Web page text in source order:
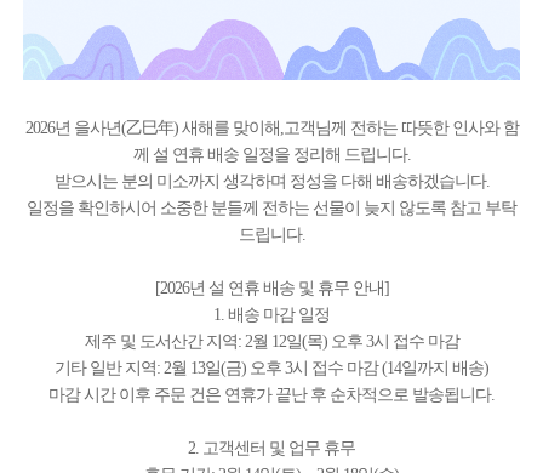
지
회
2026년 을사년(乙巳年) 새해를 맞이해,고객님께 전하는 따뜻한 인사와 함
께 설 연휴 배송 일정을 정리해 드립니다.
받으시는 분의 미소까지 생각하며 정성을 다해 배송하겠습니다.
일정을 확인하시어 소중한 분들께 전하는 선물이 늦지 않도록 참고 부탁
드립니다.
[2026년 설 연휴 배송 및 휴무 안내]
1. 배송 마감 일정
제주 및 도서산간 지역: 2월 12일(목) 오후 3시 접수 마감
기타 일반 지역: 2월 13일(금) 오후 3시 접수 마감 (14일까지 배송)
마감 시간 이후 주문 건은 연휴가 끝난 후 순차적으로 발송됩니다.
2. 고객센터 및 업무 휴무